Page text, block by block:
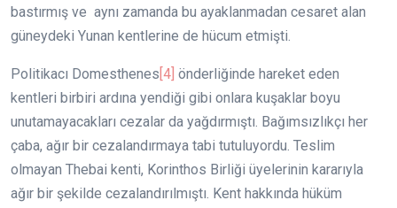
bastırmış ve aynı zamanda bu ayaklanmadan cesaret alan
güneydeki Yunan kentlerine de hücum etmişti.
Politikacı Domesthenes [4] önderliğinde hareket eden
kentleri birbiri ardına yendiği gibi onlara kuşaklar boyu
unutamayacakları cezalar da yağdırmıştı. Bağımsızlıkçı her
çaba, ağır bir cezalandırmaya tabi tutuluyordu. Teslim
olmayan Thebai kenti, Korinthos Birliği üyelerinin kararıyla
ağır bir şekilde cezalandırılmıştı. Kent hakkında hüküm